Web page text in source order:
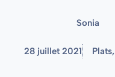
Sonia
28 juillet 2021 Plats,